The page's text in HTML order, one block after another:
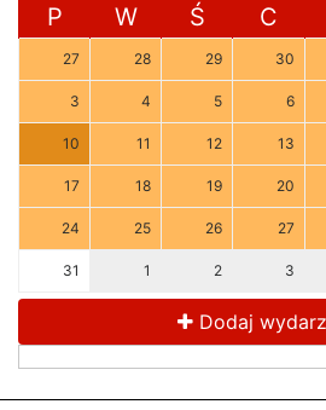
P W Ś C
27 28 29 30
3 4 5 6
10 11 12 13
17 18 19 20
24 25 26 27
31 1 2 3
Dodaj